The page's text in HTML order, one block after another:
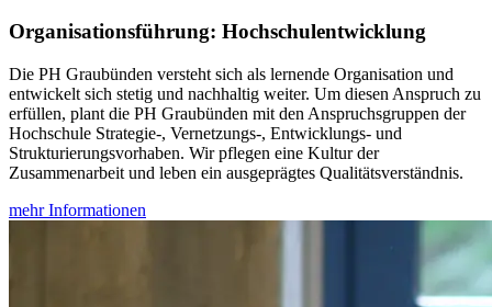
Organisationsführung: Hochschul­entwicklung
Die PH Graubünden versteht sich als lernende Organisation und
entwickelt sich stetig und nachhaltig weiter. Um diesen Anspruch zu
erfüllen, plant die PH Graubünden mit den Anspruchsgruppen der
Hochschule Strategie-, Vernetzungs-, Entwicklungs- und
Strukturierungsvorhaben. Wir pflegen eine Kultur der
Zusammenarbeit und leben ein ausgeprägtes Qualitätsverständnis.
mehr Informationen